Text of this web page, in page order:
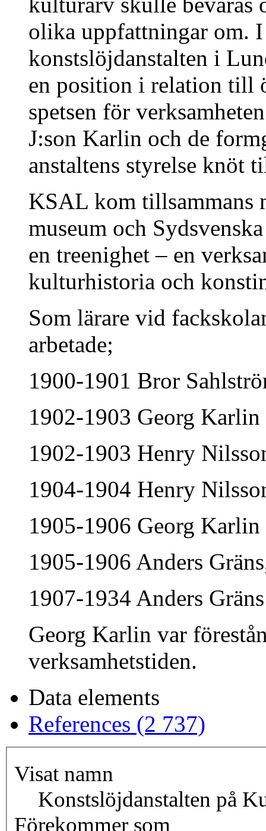
olika uppfattningar om. I
konstslöjdanstalten i
en position i relation till
spetsen för
J:son Karlin och de
anstaltens styrelse knöt
KSAL kom tillsammans
museum och
en treenighet – en
kulturhistoria och
Som lärare vid
arbetade;
1900-1901 Bror
1902-1903 Georg Karlin
1902-1903 Henry
1904-1904 Henry
1905-1906 Georg Karlin
1905-1906 Anders
1907-1934 Anders Gräns
Georg Karlin var
verksamhetstiden.
Data elements
References (2 737)
Visat namn
Konstslöjdanstalten på
Förekommer som